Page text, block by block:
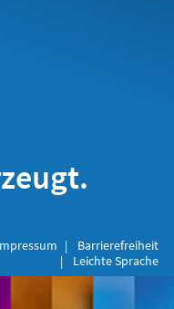
Barrierefreiheit
Leichte Sprache